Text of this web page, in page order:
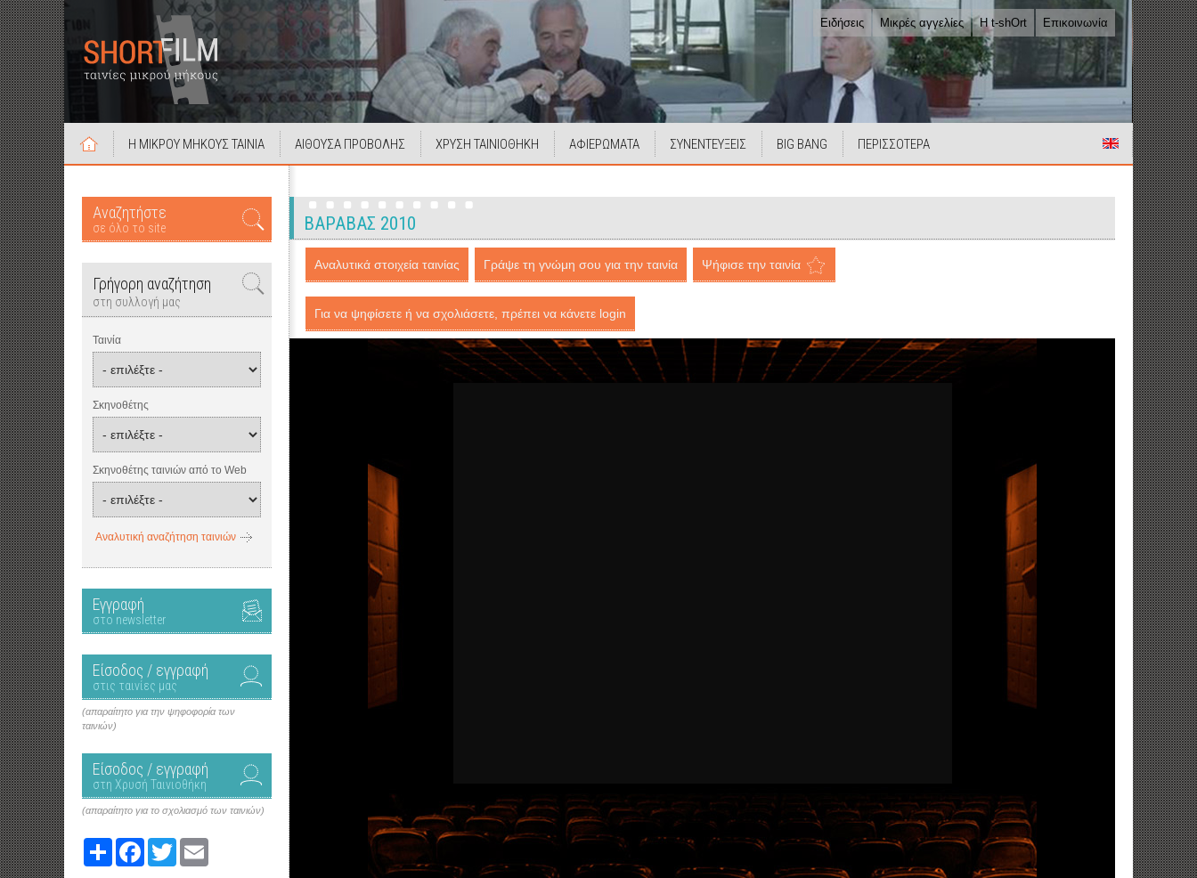
Ειδήσεις Μικρές αγγελίες Η t-shOrt Επικοινωνία
Η ΜΙΚΡΟΥ ΜΗΚΟΥΣ ΤΑΙΝΙΑ ΑΙΘΟΥΣΑ ΠΡΟΒΟΛΗΣ ΧΡΥΣΗ ΤΑΙΝΙΟΘΗΚΗ ΑΦΙΕΡΩΜΑΤΑ ΣΥΝΕΝΤΕΥΞΕΙΣ BIG BANG ΠΕΡΙΣΣΟΤΕΡΑ
Αναζητήστε
σε όλο το site
Γρήγορη αναζήτηση
στη συλλογή μας
Ταινία
Σκηνοθέτης
Σκηνοθέτης ταινιών από το Web
Αναλυτική αναζήτηση ταινιών
Εγγραφή
στο newsletter
Είσοδος / εγγραφή
στις ταινίες μας
(απαραίτητο για την ψηφοφορία των
ταινιών)
Είσοδος / εγγραφή
στη Χρυσή Ταινιοθήκη
(απαραίτητο για το σχολιασμό των ταινιών)
Share FacebookTwitter
ΒΑΡΑΒΑΣ 2010
Αναλυτικά στοιχεία ταινίας Γράψε τη γνώμη σου για την ταινία Ψήφισε την ταινία
Για να ψηφίσετε ή να σχολιάσετε, πρέπει να κάνετε login